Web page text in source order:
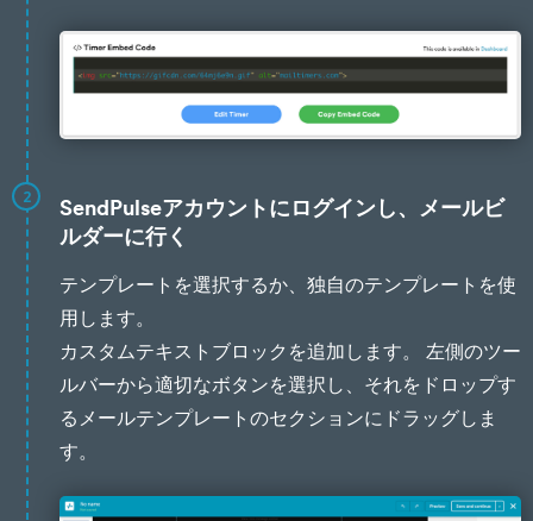
2
SendPulseアカウントにログインし、メールビ
ルダーに行く
テンプレートを選択するか、独自のテンプレートを使
用します。
カスタムテキストブロックを追加します。 左側のツー
ルバーから適切なボタンを選択し、それをドロップす
るメールテンプレートのセクションにドラッグしま
す。